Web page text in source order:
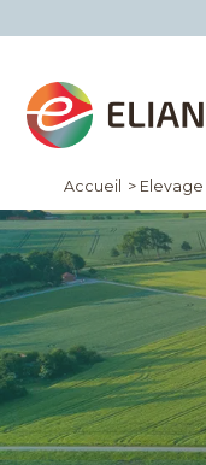
Accueil >